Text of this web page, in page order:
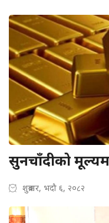
सुनचाँदीको
शुक्रबार, भदौ ६, २०८२